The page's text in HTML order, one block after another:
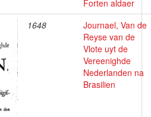
Forten aldaer
1648
Journael, Van de
Reyse van de
Vlote uyt de
Vereenighde
Nederlanden na
Brasilien